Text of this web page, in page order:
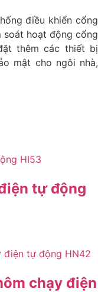
điều khiển cổng
soát hoạt động cổng
thêm các thiết bị
mật cho ngôi nhà,
tự động
chạy điện